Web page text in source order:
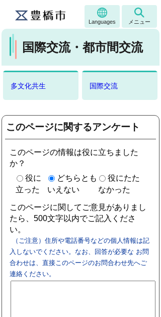
Languages メニュー
国際交流・都市間交流
多文化共生 国際交流
このページに関するアンケート
このページの情報は役に立ちました
か？
役に
立った
どちらとも
いえない
役にたた
なかった
このページに関してご意見がありまし
たら、500文字以内でご記入くださ
い。
（ご注意）住所や電話番号などの個人情報は記
入しないでください。なお、回答が必要な お問
合わせは、直接このページのお問合わせ先へご
連絡ください。